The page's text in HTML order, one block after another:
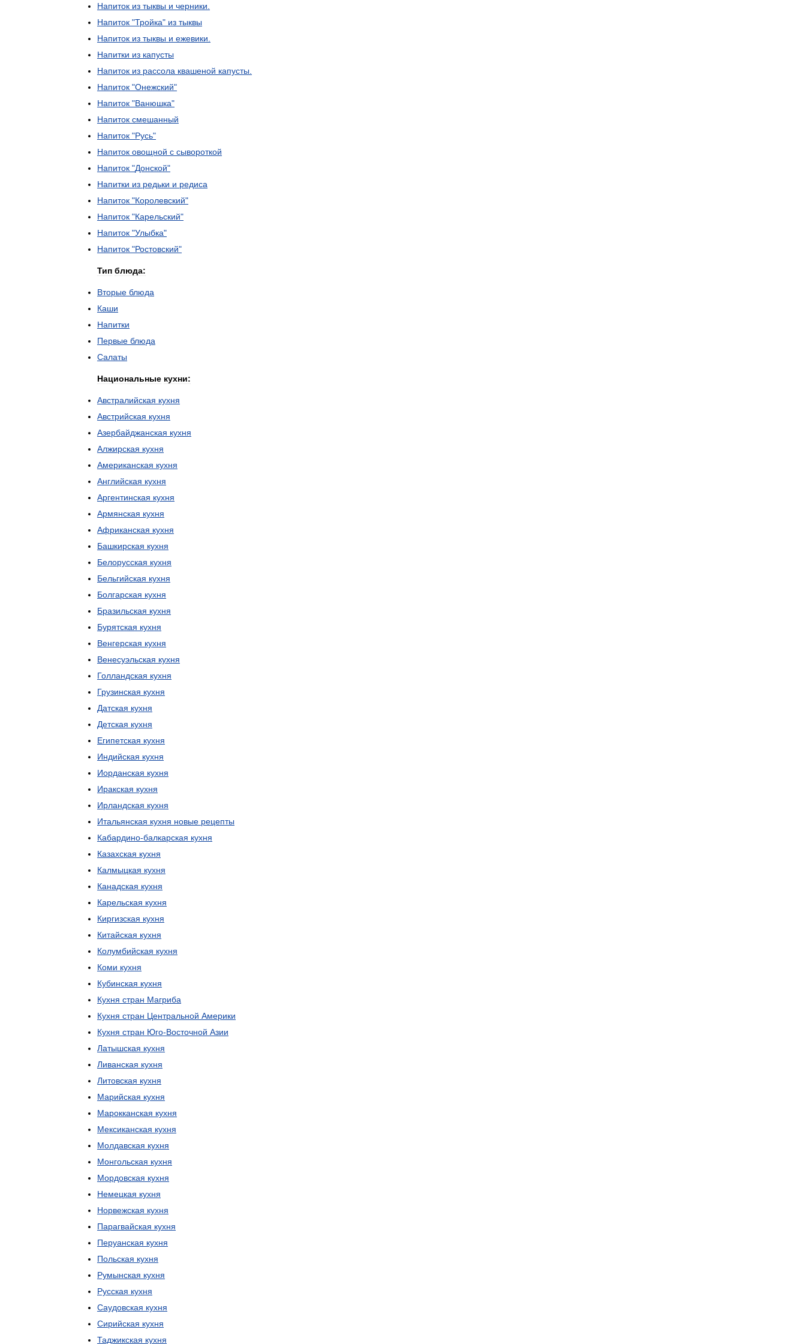
Напиток из тыквы и черники
Напиток "Тройка" из тыквы
Напиток из тыквы и ежевики
Напитки из капусты
Напиток из рассола квашеной капусты
Напиток "Онежский"
Напиток "Ванюшка"
Напиток смешанный
Напиток "Русь"
Напиток овощной с сывороткой
Напиток "Донской"
Напитки из редьки и редиса
Напиток "Королевский"
Напиток "Карельский"
Напиток "Улыбка"
Напиток "Ростовский"
Тип блюда:
Вторые блюда
Каши
Напитки
Первые блюда
Салаты
Национальные кухни:
Австралийская кухня
Австрийская кухня
Азербайджанская кухня
Алжирская кухня
Американская кухня
Английская кухня
Аргентинская кухня
Армянская кухня
Африканская кухня
Башкирская кухня
Белорусская кухня
Бельгийская кухня
Болгарская кухня
Бразильская кухня
Бурятская кухня
Венгерская кухня
Венесуэльская кухня
Голландская кухня
Грузинская кухня
Датская кухня
Детская кухня
Египетская кухня
Индийская кухня
Иорданская кухня
Иракская кухня
Ирландская кухня
Итальянская кухня новые рецепты
Кабардино-балкарская кухня
Казахская кухня
Калмыцкая кухня
Канадская кухня
Карельская кухня
Киргизская кухня
Китайская кухня
Колумбийская кухня
Коми кухня
Кубинская кухня
Кухня стран Магриба
Кухня стран Центральной Америки
Кухня стран Юго-Восточной Азии
Латышская кухня
Ливанская кухня
Литовская кухня
Марийская кухня
Марокканская кухня
Мексиканская кухня
Молдавская кухня
Монгольская кухня
Мордовская кухня
Немецкая кухня
Норвежская кухня
Парагвайская кухня
Перуанская кухня
Польская кухня
Румынская кухня
Русская кухня
Саудовская кухня
Сирийская кухня
Таджикская кухня